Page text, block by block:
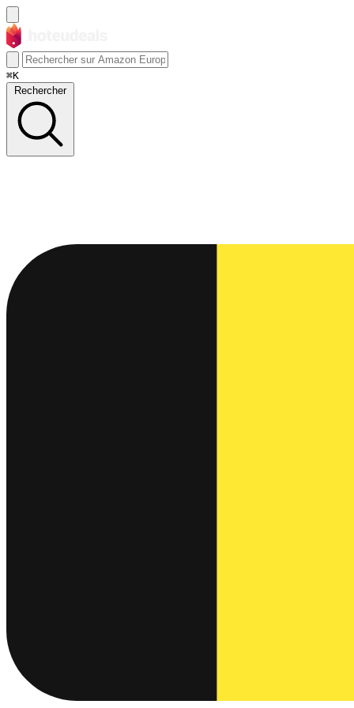
⌘K
Rechercher